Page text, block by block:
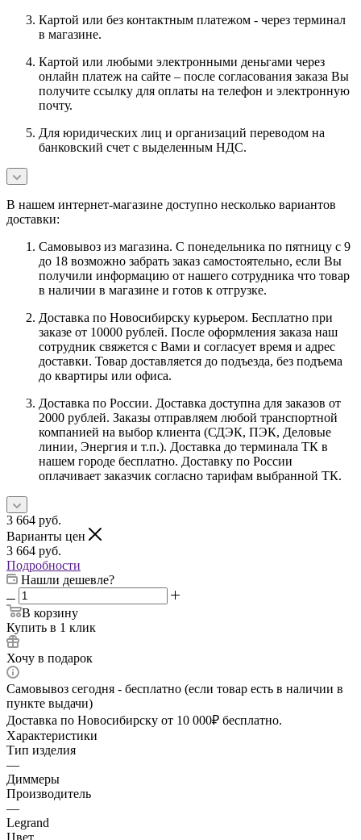
Картой или без контактным платежом - через терминал
в магазине.
Картой или любыми электронными деньгами через
онлайн платеж на сайте – после согласования заказа Вы
получите ссылку для оплаты на телефон и электронную
почту.
Для юридических лиц и организаций переводом на
банковский счет с выделенным НДС.
В нашем интернет-магазине доступно несколько вариантов
доставки:
Самовывоз из магазина. С понедельника по пятницу с 9
до 18 возможно забрать заказ самостоятельно, если Вы
получили информацию от нашего сотрудника что товар
в наличии в магазине и готов к отгрузке.
Доставка по Новосибирску курьером. Бесплатно при
заказе от 10000 рублей. После оформления заказа наш
сотрудник свяжется с Вами и согласует время и адрес
доставки. Товар доставляется до подъезда, без подъема
до квартиры или офиса.
Доставка по России. Доставка доступна для заказов от
2000 рублей. Заказы отправляем любой транспортной
компанией на выбор клиента (СДЭК, ПЭК, Деловые
линии, Энергия и т.п.). Доставка до терминала ТК в
нашем городе бесплатно. Доставку по России
оплачивает заказчик согласно тарифам выбранной ТК.
3 664 руб.
Варианты цен
3 664 руб.
Подробности
Нашли дешевле?
В корзину
Купить в 1 клик
Хочу в подарок
Самовывоз сегодня - бесплатно (если товар есть в наличии в
пункте выдачи)
Доставка по Новосибирску от 10 000₽ бесплатно.
Характеристики
Тип изделия
—
Диммеры
Производитель
—
Legrand
Цвет